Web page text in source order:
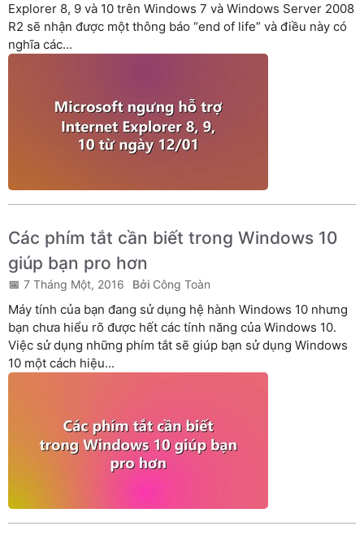
Explorer 8, 9 và 10 trên Windows 7 và Windows Server 2008
R2 sẽ nhận được một thông báo “end of life” và điều này có
nghĩa các...
Các phím tắt cần biết trong Windows 10
giúp bạn pro hơn
7 Tháng Một, 2016 Công Toàn
Máy tính của bạn đang sử dụng hệ hành Windows 10 nhưng
bạn chưa hiểu rõ được hết các tính năng của Windows 10.
Việc sử dụng những phím tắt sẽ giúp bạn sử dụng Windows
10 một cách hiệu...